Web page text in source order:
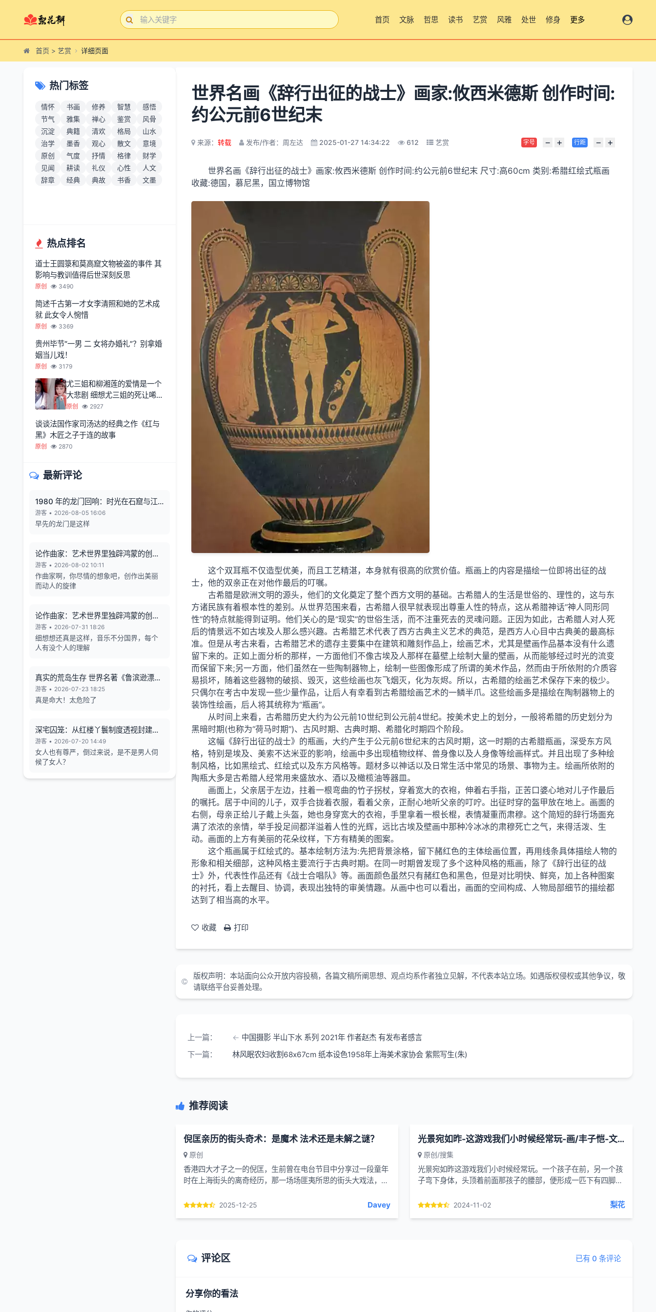
首页 文脉 哲思 读书 艺赏 风雅 处世 修身 更多
首页 > 艺赏 详细页面
热门标签
情怀 书画 修养 智慧
感悟
节气
雅集 禅心 鉴赏
风骨
沉淀
典籍 清欢 格局
山水
治学
墨香 观心 散文
意境
原创
气度 抒情 格律
财学
见闻
耕读 礼仪 心性
人文
辞章
经典 典故 书香 文墨
热点排名
道士王圆箓和莫高窟文物被盗的事件 其
影响与教训值得后世深刻反思
原创 3490
简述千古第一才女李清照和她的艺术成
就 此女令人惋惜
原创 3369
贵州毕节“一男 二 女将办婚礼”？别拿婚
姻当儿戏！
原创 3179
尤三姐和柳湘莲的爱情是一个
大悲剧 细想尤三姐的死让唏嘘
不已
原创 2927
谈谈法国作家司汤达的经典之作《红与
黑》木匠之子于连的故事
原创 2870
最新评论
1980 年的龙门回响：时光在石窟与江
风中凝固
游客 • 2026-08-05 16:06
早先的龙门是这样
论作曲家：艺术世界里独辟鸿蒙的创造
者
游客 • 2026-08-02 10:11
作曲家啊，你尽情的想象吧，创作出美丽
而动人的旋律
论作曲家：艺术世界里独辟鸿蒙的创造
者
游客 • 2026-07-31 18:26
细想想还真是这样，音乐不分国界，每个
人有没个人的理解
真实的荒岛生存 世界名著《鲁滨逊漂流
记》的原型
游客 • 2026-07-23 18:25
真是命大！太危险了
深宅囚笼：从红楼丫鬟制度透视封建女
性的生存异化与人格消解
游客 • 2026-07-20 14:49
女人也有尊严，倒过来说，是不是男人伺
候了女人？
世界名画《辞行出征的战士》画家:攸西米德斯 创作时间:
约公元前6世纪末
来源： 转载 发布/作者：周左达 2025-01-27 14:34:22 612 艺赏 字号 − + 行距 − +
世界名画《辞行出征的战士》画家:攸西米德斯 创作时间:约公元前6世纪末 尺寸:高60cm 类别:希腊红绘式瓶画
收藏:德国，慕尼黑，国立博物馆
这个双耳瓶不仅造型优美，而且工艺精湛，本身就有很高的欣赏价值。瓶画上的内容是描绘一位即将出征的战
士，他的双亲正在对他作最后的叮嘱。
古希腊是欧洲文明的源头，他们的文化奠定了整个西方文明的基础。古希腊人的生活是世俗的、理性的，这与东
方诸民族有着根本性的差别。从世界范围来看，古希腊人很早就表现出尊重人性的特点，这从希腊神话“神人同形同
性”的特点就能得到证明。他们关心的是“现实”的世俗生活，而不注重死去的灵魂问题。正因为如此，古希腊人对人死
后的情景远不如古埃及人那么感兴趣。古希腊艺术代表了西方古典主义艺术的典范，是西方人心目中古典美的最高标
准。但是从考古来看，古希腊艺术的遗存主要集中在建筑和雕刻作品上，绘画艺术，尤其是壁画作品基本没有什么遗
留下来的。正如上面分析的那样，一方面他们不像古埃及人那样在墓壁上绘制大量的壁画，从而能够经过时光的流变
而保留下来;另一方面，他们虽然在一些陶制器物上，绘制一些图像形成了所谓的美术作品，然而由于所依附的介质容
易损坏，随着这些器物的破损、毁灭，这些绘画也灰飞烟灭，化为灰烬。所以，古希腊的绘画艺术保存下来的极少。
只偶尔在考古中发现一些少量作品，让后人有幸看到古希腊绘画艺术的一鳞半爪。这些绘画多是描绘在陶制器物上的
装饰性绘画，后人将其统称为“瓶画”。
从时间上来看，古希腊历史大约为公元前10世纪到公元前4世纪。按美术史上的划分，一般将希腊的历史划分为
黑暗时期(也称为“荷马时期”)、古风时期、古典时期、希腊化时期四个阶段。
这幅《辞行出征的战士》的瓶画，大约产生于公元前6世纪末的古风时期，这一时期的古希腊瓶画，深受东方风
格，特别是埃及、美索不达米亚的影响，绘画中多出现植物纹样、兽身像以及人身像等绘画样式。并且出现了多种绘
制风格，比如黑绘式、红绘式以及东方风格等。题材多以神话以及日常生活中常见的场景、事物为主。绘画所依附的
陶瓶大多是古希腊人经常用来盛放水、酒以及橄榄油等器皿。
画面上，父亲居于左边，拄着一根弯曲的竹子拐杖，穿着宽大的衣袍，伸着右手指，正苦口婆心地对儿子作最后
的嘱托。居于中间的儿子，双手合拢着衣服，看着父亲，正耐心地听父亲的叮咛。出征时穿的盔甲放在地上。画面的
右侧，母亲正给儿子戴上头盔，她也身穿宽大的衣袍，手里拿着一根长棍，表情凝重而肃穆。这个简短的辞行场面充
满了浓浓的亲情，举手投足间都洋溢着人性的光辉，远比古埃及壁画中那种冷冰冰的肃穆死亡之气，来得活泼、生
动。画面的上方有美丽的花朵纹样，下方有精美的图案。
这个瓶画属于红绘式的。基本绘制方法为:先把背景涂格，留下赭红色的主体绘画位置，再用线条具体描绘人物的
形象和相关细部，这种风格主要流行于古典时期。在同一时期曾发现了多个这种风格的瓶画，除了《辞行出征的战
士》外，代表性作品还有《战士合唱队》等。画面颜色虽然只有赭红色和黑色，但是对比明快、鲜亮，加上各种图案
的衬托，看上去醒目、协调，表现出独特的审美情趣。从画中也可以看出，画面的空间构成、人物局部细节的描绘都
达到了相当高的水平。
收藏 打印
版权声明：本站面向公众开放内容投稿，各篇文稿所阐思想、观点均系作者独立见解，不代表本站立场。如遇版权侵权或其他争议，敬
请联络平台妥善处理。
上一篇：
中国摄影 半山下水 系列 2021年 作者赵杰 有发布者感言
下一篇：
林风眠农妇收割68x67cm 纸本设色1958年上海美术家协会 紫熙写生(朱)
推荐阅读
倪匡亲历的街头奇术：是魔术 法术还是未解之谜？
原创
香港四大才子之一的倪匡，生前曾在电台节目中分享过一段童年
时在上海街头的离奇经历，那一场场匪夷所思的街头大戏法，至
2025-12-25 Davey
光景宛如昨-这游戏我们小时候经常玩-画/丰子恺-文/丰陈宝 丰一吟
原创/搜集
光景宛如昨这游戏我们小时候经常玩。一个孩子在前，另一个孩
子弯下身体，头顶着前面那孩子的腰部，便形成一匹下有四脚的
2024-11-02 梨花
评论区 已有 0 条评论
分享你的看法